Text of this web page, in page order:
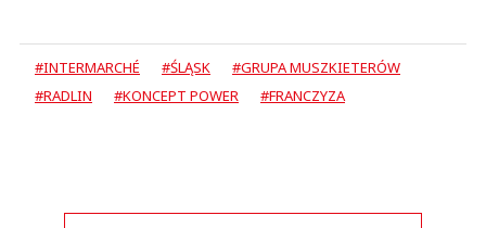
#INTERMARCHÉ #ŚLĄSK
#GRUPA MUSZKIETERÓW
#RADLIN
#KONCEPT POWER #FRANCZYZA